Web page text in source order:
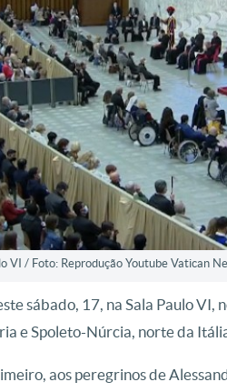
VI / Foto: Reprodução Youtube Vatican
sábado, 17, na Sala Paulo VI,
e Spoleto-Núrcia, norte da
aos peregrinos de